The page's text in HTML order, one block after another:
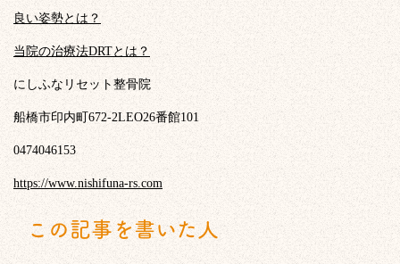
良い姿勢とは？
当院の治療法DRTとは？
にしふなリセット整骨院
船橋市印内町672-2LEO26番館101
0474046153
https://www.nishifuna-rs.com
この記事を書いた人